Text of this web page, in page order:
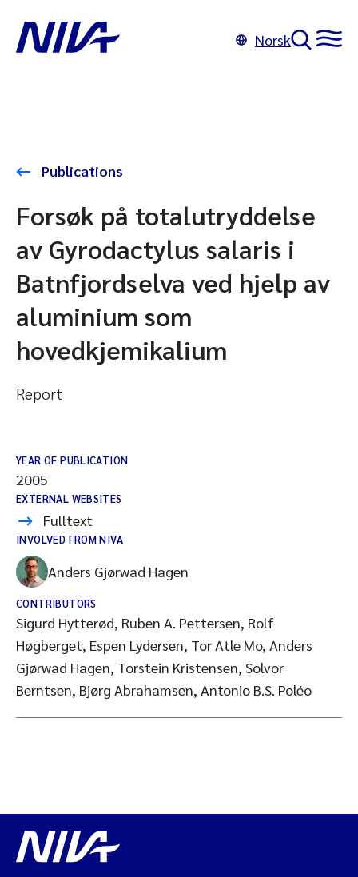
Norsk
Publications
Forsøk på totalutryddelse
av Gyrodactylus salaris i
Batnfjordselva ved hjelp av
aluminium som
hovedkjemikalium
Report
YEAR OF PUBLICATION
2005
EXTERNAL WEBSITES
Fulltext
INVOLVED FROM NIVA
Anders Gjørwad Hagen
CONTRIBUTORS
Sigurd Hytterød, Ruben A. Pettersen, Rolf
Høgberget, Espen Lydersen, Tor Atle Mo, Anders
Gjørwad Hagen, Torstein Kristensen, Solvor
Berntsen, Bjørg Abrahamsen, Antonio B.S. Poléo